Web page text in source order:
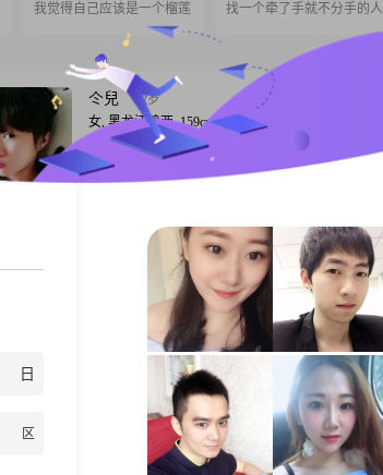
我觉得自己应该是一个榴莲 找一个牵了手就不分手的人
仒兒
42岁
女, 黑龙江鸡西, 159cm, 未婚, 销售
兴趣爱好:吃，玩，睡觉！优点:懒！超懒！自我评
价:还没长大就老了…………！
跟TA联系
女, 黑龙江鸡西, 158cm, 未婚, 财务主管
本人未婚，心地善良有爱心，上没有老，下没有
小。无负担特别轻静。喜欢唱歌跳舞旅游。期待有
个懂我的人。懂得、是心与心的交流；懂得、是爱
与爱的交融；懂得、是情与情的相惜；懂得、是无
法释怀的思念；懂得、是消无声息的陪伴；懂得、
是无需千言万语的叮咛；懂得、是天涯咫尺的牵
挂；等你等了那么久，你在哪里。异地不限。
跟TA联系
勇敢牛牛
29岁
日
区